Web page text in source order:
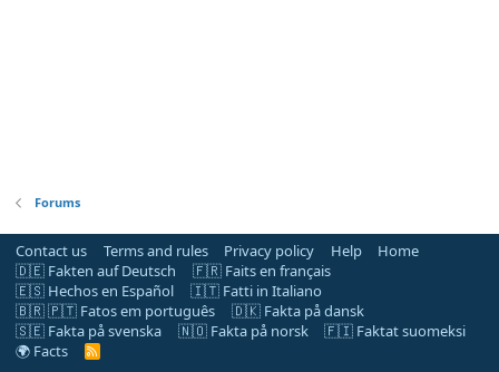
Forums
Contact us Terms and rules Privacy policy Help
Home
🇩🇪 Fakten auf Deutsch
🇫🇷 Faits en français
🇪🇸 Hechos en Español
🇮🇹 Fatti in Italiano
🇧🇷 🇵🇹 Fatos em português
🇩🇰 Fakta på dansk
🇸🇪 Fakta på svenska
🇳🇴 Fakta på norsk
🇫🇮 Faktat suomeksi
🌍 Facts
R